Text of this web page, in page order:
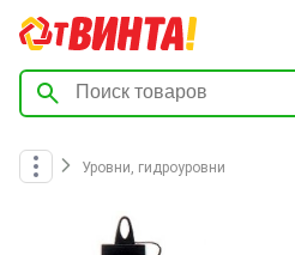
Уровни, гидроуровни